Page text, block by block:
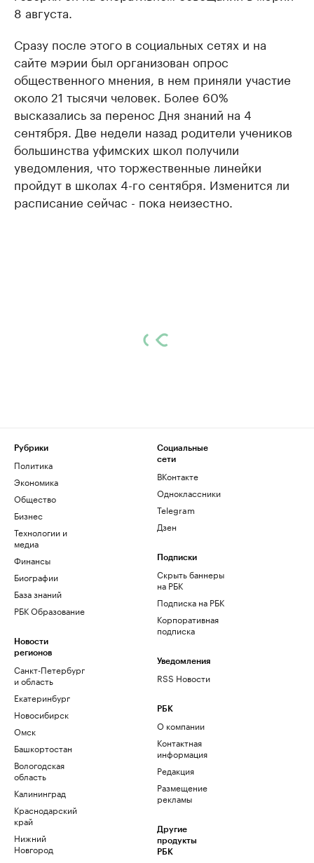
8 августа.
Сразу после этого в социальных сетях и на
сайте мэрии был организован опрос
общественного мнения, в нем приняли участие
около 21 тысячи человек. Более 60%
высказались за перенос Дня знаний на 4
сентября. Две недели назад родители учеников
большинства уфимских школ получили
уведомления, что торжественные линейки
пройдут в школах 4-го сентября. Изменится ли
расписание сейчас - пока неизестно.
Рубрики
Политика
Экономика
Общество
Бизнес
Технологии и
медиа
Финансы
Биографии
База знаний
РБК Образование
Новости
регионов
Санкт-Петербург
и область
Екатеринбург
Новосибирск
Омск
Башкортостан
Вологодская
область
Калининград
Краснодарский
край
Нижний
Новгород
Социальные
сети
ВКонтакте
Одноклассники
Telegram
Дзен
Подписки
Скрыть баннеры
на РБК
Подписка на РБК
Корпоративная
подписка
Уведомления
RSS Новости
РБК
О компании
Контактная
информация
Редакция
Размещение
рекламы
Другие
продукты
РБК